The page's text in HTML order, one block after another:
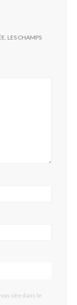
LES CHAMPS
site dans le